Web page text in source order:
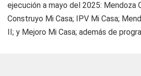
ejecución a mayo del 2025: Mendoza
Construyo Mi Casa; IPV Mi Casa;
II; y Mejoro Mi Casa; además de